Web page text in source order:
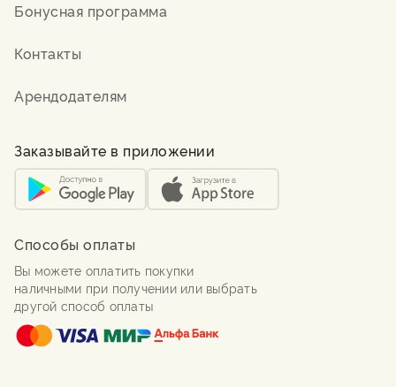
Бонусная программа
Контакты
Арендодателям
Заказывайте в приложении
Способы оплаты
Вы можете оплатить покупки
наличными при получении или выбрать
другой способ оплаты